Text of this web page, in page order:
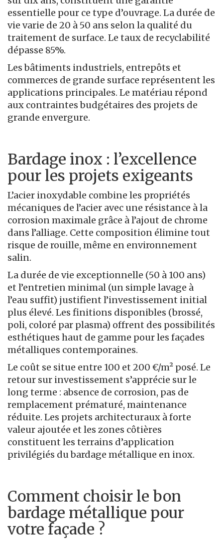
essentielle pour ce type d’ouvrage. La durée de
vie varie de 20 à 50 ans selon la qualité du
traitement de surface. Le taux de recyclabilité
dépasse 85%.
Les bâtiments industriels, entrepôts et
commerces de grande surface représentent les
applications principales. Le matériau répond
aux contraintes budgétaires des projets de
grande envergure.
Bardage inox : l’excellence
pour les projets exigeants
L’acier inoxydable combine les propriétés
mécaniques de l’acier avec une résistance à la
corrosion maximale grâce à l’ajout de chrome
dans l’alliage. Cette composition élimine tout
risque de rouille, même en environnement
salin.
La durée de vie exceptionnelle (50 à 100 ans)
et l’entretien minimal (un simple lavage à
l’eau suffit) justifient l’investissement initial
plus élevé. Les finitions disponibles (brossé,
poli, coloré par plasma) offrent des possibilités
esthétiques haut de gamme pour les façades
métalliques contemporaines.
Le coût se situe entre 100 et 200 €/m² posé. Le
retour sur investissement s’apprécie sur le
long terme : absence de corrosion, pas de
remplacement prématuré, maintenance
réduite. Les projets architecturaux à forte
valeur ajoutée et les zones côtières
constituent les terrains d’application
privilégiés du bardage métallique en inox.
Comment choisir le bon
bardage métallique pour
votre façade ?